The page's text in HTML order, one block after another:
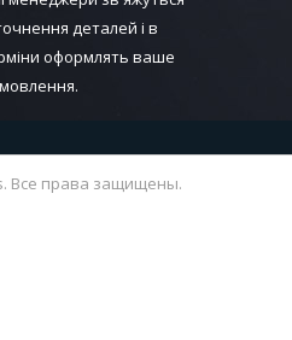
деталей і в
оформлять ваше
Все права защищены.